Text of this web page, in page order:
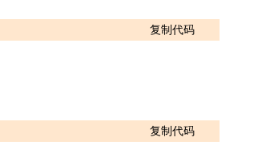
复制代码
复制代码